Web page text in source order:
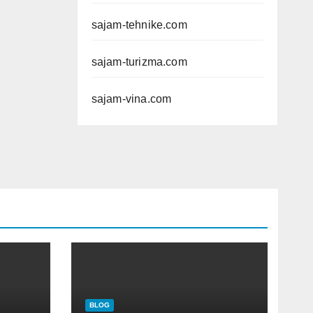
sajam-tehnike.com
sajam-turizma.com
sajam-vina.com
BLOG